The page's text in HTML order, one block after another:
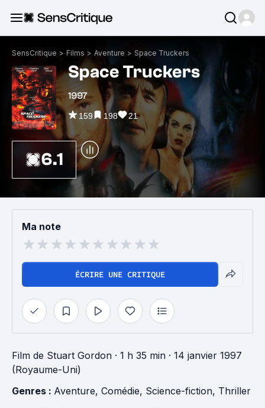
SensCritique > Films > Aventure > Space Truckers
Space Truckers
1997
159 198 21
6.1
Ma note
ÉCRIRE UNE CRITIQUE
Film de Stuart Gordon · 1 h 35 min · 14 janvier 1997
(Royaume-Uni)
Genres : Aventure, Comédie, Science-fiction, Thriller